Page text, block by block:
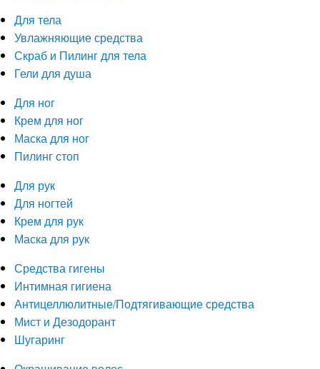
Для тела
Увлажняющие средства
Скраб и Пилинг для тела
Гели для душа
Для ног
Крем для ног
Маска для ног
Пилинг стоп
Для рук
Для ногтей
Крем для рук
Маска для рук
Средства гигены
Интимная гигиена
Антицеллюлитные/Подтягивающие средства
Мист и Дезодорант
Шугаринг